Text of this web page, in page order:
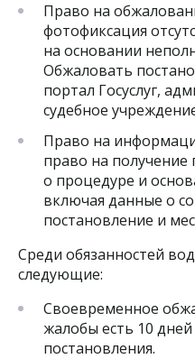
Право на
фотофиксация
на основании
Обжаловать
портал Госуслуг,
судебное
Право на
право на
о процедуре и
включая данные о
постановление и
Среди обязанностей
следующие:
Своевременное
жалобы есть 10
постановления.